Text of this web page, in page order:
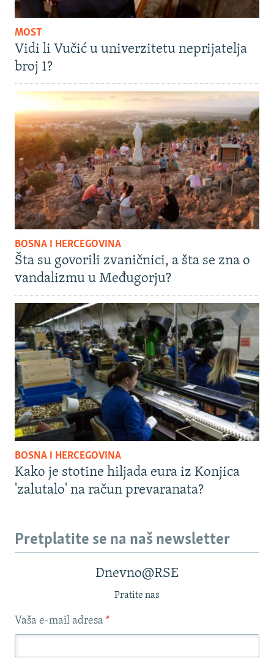
MOST
Vidi li Vučić u univerzitetu neprijatelja
broj 1?
BOSNA I HERCEGOVINA
Šta su govorili zvaničnici, a šta se zna o
vandalizmu u Međugorju?
BOSNA I HERCEGOVINA
Kako je stotine hiljada eura iz Konjica
'zalutalo' na račun prevaranata?
Pretplatite se na naš newsletter
Dnevno@RSE
Pratite nas
Vaša e-mail adresa *